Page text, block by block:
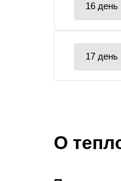
16 день
17 день
О